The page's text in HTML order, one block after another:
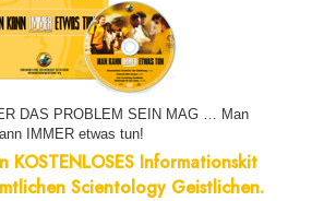
DAS PROBLEM SEIN MAG … Man
IMMER etwas tun!
KOSTENLOSES Informationskit
Scientology Geistlichen.